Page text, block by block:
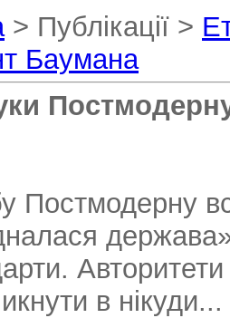
> Публікації >
Баумана
Постмодерну
в нікуди...